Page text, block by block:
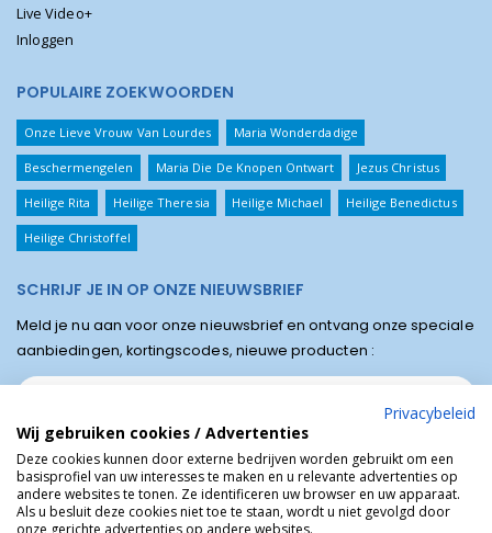
Live Video+
Inloggen
POPULAIRE ZOEKWOORDEN
Onze Lieve Vrouw Van Lourdes Maria Wonderdadige
Beschermengelen Maria Die De Knopen Ontwart Jezus Christus
Heilige Rita Heilige Theresia Heilige Michael Heilige Benedictus
Heilige Christoffel
SCHRIJF JE IN OP ONZE NIEUWSBRIEF
Meld je nu aan voor onze nieuwsbrief en ontvang onze speciale
aanbiedingen, kortingscodes, nieuwe producten :
Privacybeleid
Wij gebruiken cookies / Advertenties
Deze cookies kunnen door externe bedrijven worden gebruikt om een
basisprofiel van uw interesses te maken en u relevante advertenties op
andere websites te tonen. Ze identificeren uw browser en uw apparaat.
Als u besluit deze cookies niet toe te staan, wordt u niet gevolgd door
onze gerichte advertenties op andere websites.